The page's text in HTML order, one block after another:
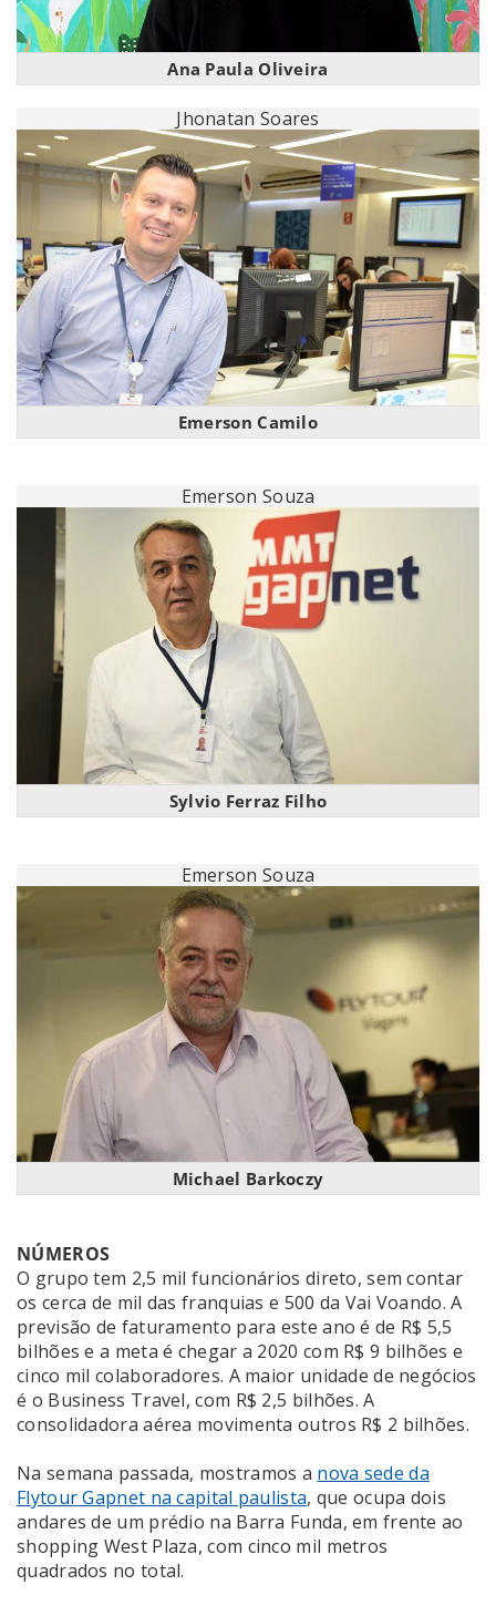
Ana Paula Oliveira
Jhonatan Soares
Emerson Camilo
Emerson Souza
Sylvio Ferraz Filho
Emerson Souza
Michael Barkoczy
NÚMEROS
O grupo tem 2,5 mil funcionários direto, sem contar
os cerca de mil das franquias e 500 da Vai Voando. A
previsão de faturamento para este ano é de R$ 5,5
bilhões e a meta é chegar a 2020 com R$ 9 bilhões e
cinco mil colaboradores. A maior unidade de negócios
é o Business Travel, com R$ 2,5 bilhões. A
consolidadora aérea movimenta outros R$ 2 bilhões.
Na semana passada, mostramos a nova sede da
Flytour Gapnet na capital paulista, que ocupa dois
andares de um prédio na Barra Funda, em frente ao
shopping West Plaza, com cinco mil metros
quadrados no total.